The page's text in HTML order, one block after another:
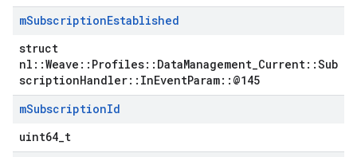
mSubscriptionEstablished
struct
nl::Weave::Profiles::DataManagement_Current::Sub
scriptionHandler::InEventParam::@145
mSubscriptionId
uint64_t